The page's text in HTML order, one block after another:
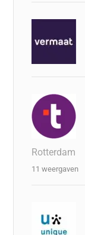
Rotterdam
11 weergaven